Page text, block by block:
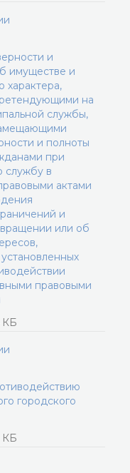
и
имуществе и
характера,
на
службы,
и полноты
при
службу в
актами
и
или об
правовыми
КБ
городского
КБ